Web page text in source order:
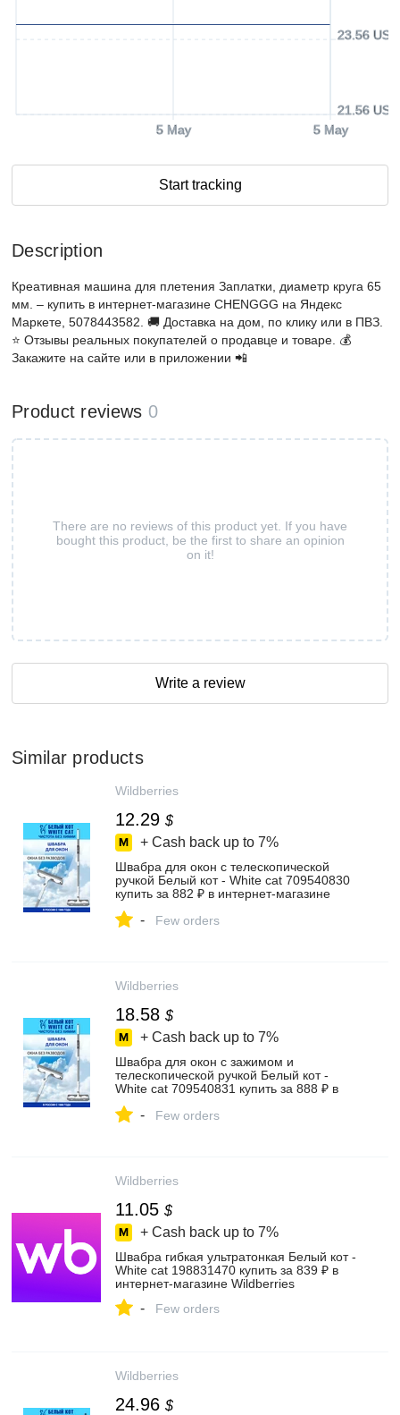
5 May 5 May
21.56 USD
23.56 USD
Start tracking
Description
Креативная машина для плетения Заплатки, диаметр круга 65
мм. – купить в интернет-магазине CHENGGG на Яндекс
Маркете, 5078443582. 🚚 Доставка на дом, по клику или в ПВЗ.
⭐️ Отзывы реальных покупателей о продавце и товаре. 💰
Закажите на сайте или в приложении 📲
Product reviews 0
There are no reviews of this product yet. If you have
bought this product, be the first to share an opinion
on it!
Write a review
Similar products
Wildberries
12.29 $
+ Cash back up to 7%
Швабра для окон c телескопической
ручкой Белый кот - White cat 709540830
купить за 882 ₽ в интернет‑магазине
- Few orders
Wildberries
18.58 $
+ Cash back up to 7%
Швабра для окон с зажимом и
телескопической ручкой Белый кот -
White cat 709540831 купить за 888 ₽ в
- Few orders
Wildberries
11.05 $
+ Cash back up to 7%
Швабра гибкая ультратонкая Белый кот -
White cat 198831470 купить за 839 ₽ в
интернет‑магазине Wildberries
- Few orders
Wildberries
24.96 $